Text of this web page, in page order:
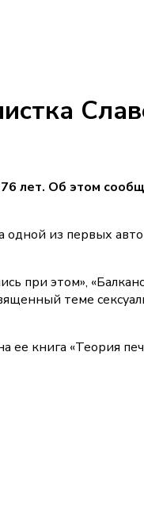
76 лет. Об этом
одной из первых
при этом»,
теме
ее книга «Теория